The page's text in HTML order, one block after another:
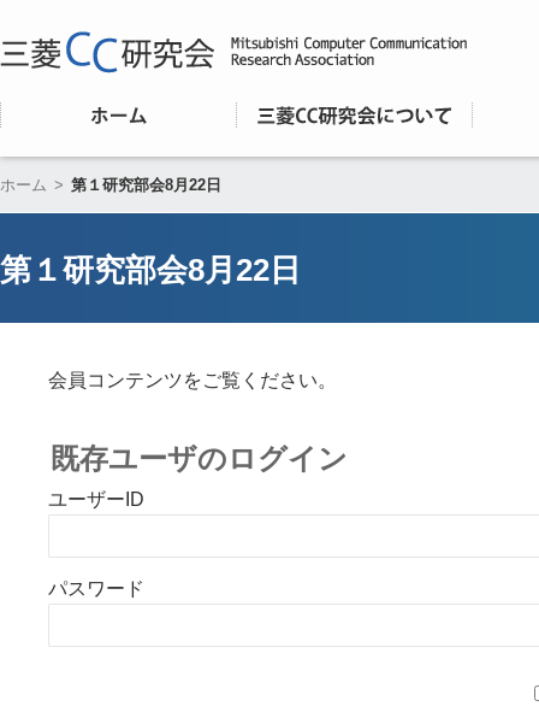
ホーム > 第１研究部会8月22日
第１研究部会8月22日
会員コンテンツをご覧ください。
既存ユーザのログイン
ユーザーID
パスワード